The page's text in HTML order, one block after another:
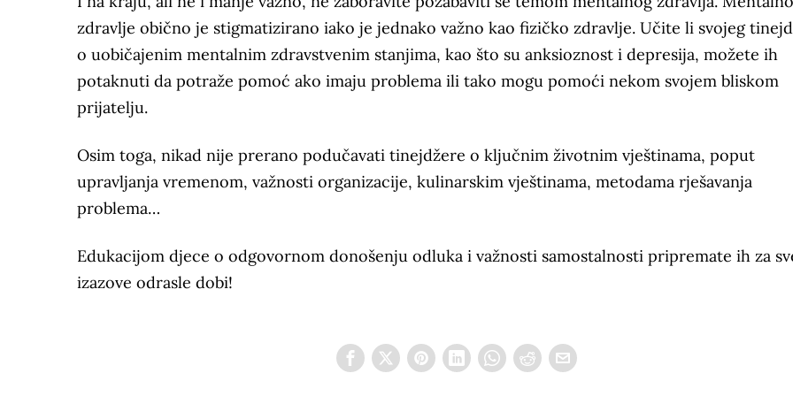
zdravlje obično je stigmatizirano iako je jednako važno kao fizičko zdravlje. Učite li svojeg
o uobičajenim mentalnim zdravstvenim stanjima, kao što su anksioznost i depresija, možete ih
potaknuti da potraže pomoć ako imaju problema ili tako mogu pomoći nekom svojem bliskom
prijatelju.
Osim toga, nikad nije prerano podučavati tinejdžere o ključnim životnim vještinama, poput
upravljanja vremenom, važnosti organizacije, kulinarskim vještinama, metodama rješavanja
problema…
Edukacijom djece o odgovornom donošenju odluka i važnosti samostalnosti pripremate ih za
izazove odrasle dobi!